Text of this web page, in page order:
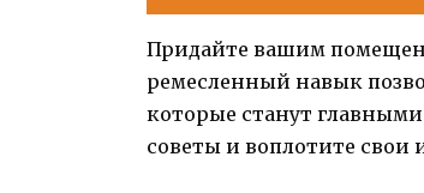
Придайте вашим
ремесленный навык
которые станут
советы и воплотите свои